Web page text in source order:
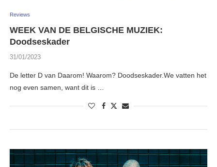
Reviews
WEEK VAN DE BELGISCHE MUZIEK:
Doodseskader
31/01/2023
De letter D van Daarom! Waarom? Doodseskader.We vatten het
nog even samen, want dit is …